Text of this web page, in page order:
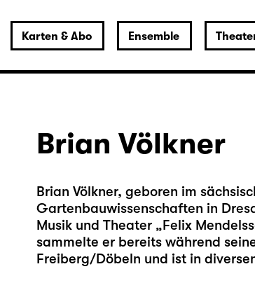
Karten & Abo Ensemble
Brian Völkner
Brian Völkner, geboren im
Gartenbauwissenschaften in
Musik und Theater „Felix
sammelte er bereits während
Freiberg/Döbeln und ist in